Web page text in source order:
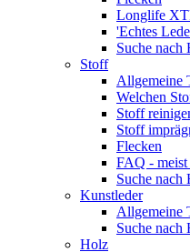
Longlife
'Echtes
Suche nach
Stoff
Allgemeine
Welchen
Stoff
Stoff
Flecken
FAQ - meist
Suche nach
Kunstleder
Allgemeine
Suche nach
Holz